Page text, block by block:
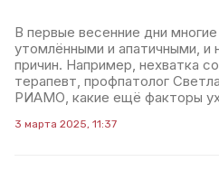
В первые весенние дни
утомлёнными и апатичными, и
причин. Например, нехватка
терапевт, профпатолог
РИАМО, какие ещё факторы
3 марта 2025, 11:37